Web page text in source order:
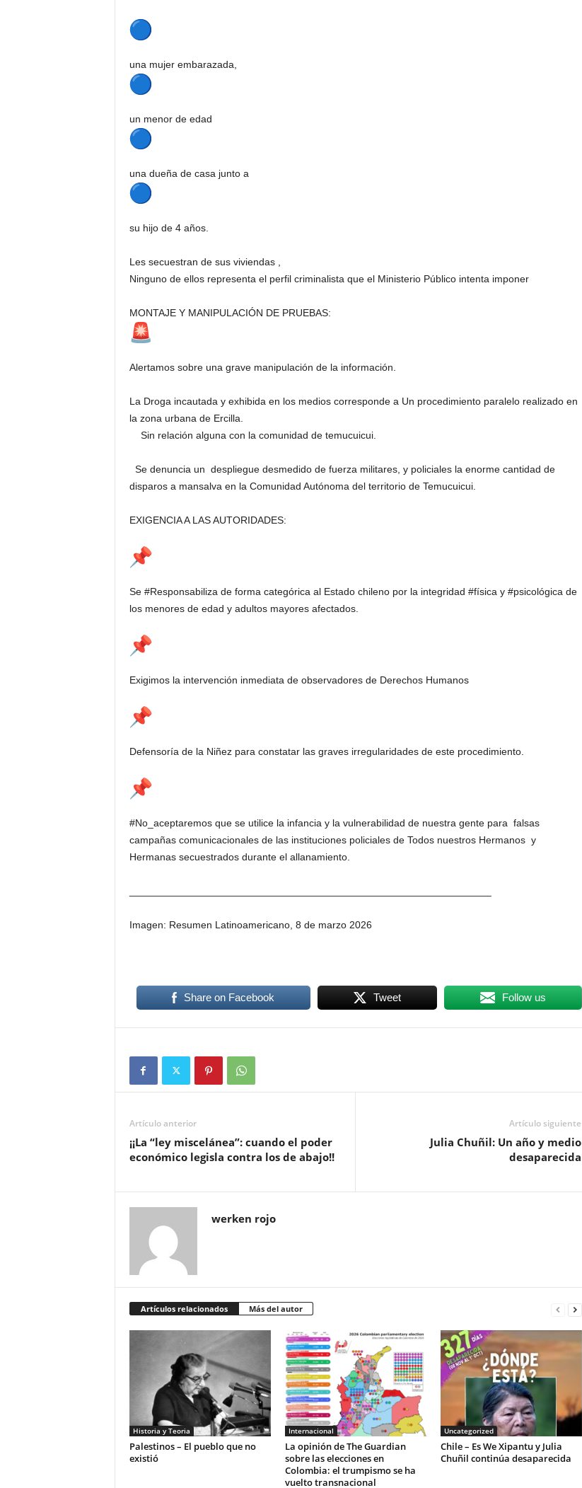
una mujer embarazada,
un menor de edad
una dueña de casa junto a
su hijo de 4 años.
Les secuestran de sus viviendas ,
Ninguno de ellos representa el perfil criminalista que el Ministerio Público intenta imponer
MONTAJE Y MANIPULACIÓN DE PRUEBAS:
Alertamos sobre una grave manipulación de la información.
La Droga incautada y exhibida en los medios corresponde a Un procedimiento paralelo realizado en
la zona urbana de Ercilla.
Sin relación alguna con la comunidad de temucuicui.
Se denuncia un despliegue desmedido de fuerza militares, y policiales la enorme cantidad de
disparos a mansalva en la Comunidad Autónoma del territorio de Temucuicui.
EXIGENCIA A LAS AUTORIDADES:
Se #Responsabiliza de forma categórica al Estado chileno por la integridad #física y #psicológica de
los menores de edad y adultos mayores afectados.
Exigimos la intervención inmediata de observadores de Derechos Humanos
Defensoría de la Niñez para constatar las graves irregularidades de este procedimiento.
#No_aceptaremos que se utilice la infancia y la vulnerabilidad de nuestra gente para falsas
campañas comunicacionales de las instituciones policiales de Todos nuestros Hermanos y
Hermanas secuestrados durante el allanamiento.
Imagen: Resumen Latinoamericano, 8 de marzo 2026
Share on Facebook Tweet Follow us
Artículo anterior
¡¡La “ley miscelánea”: cuando el poder
económico legisla contra los de abajo!!
Artículo siguiente
Julia Chuñil: Un año y medio
desaparecida
werken rojo
Artículos relacionados Más del autor
Historia y Teoria
Palestinos – El pueblo que no
existió
Internacional
La opinión de The Guardian
sobre las elecciones en
Colombia: el trumpismo se ha
vuelto transnacional
Uncategorized
Chile – Es We Xipantu y Julia
Chuñil continúa desaparecida